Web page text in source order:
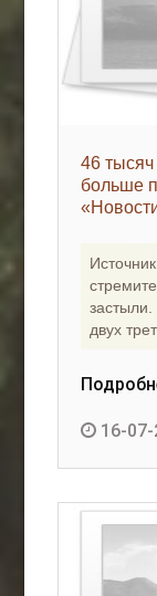
46
больше
двух
16-07-